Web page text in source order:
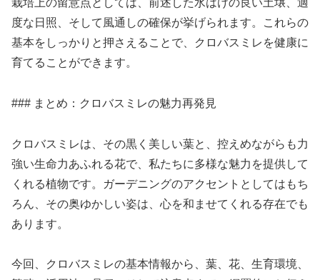
栽培上の留意点としては、前述した水はけの良い土壌、適
度な日照、そして風通しの確保が挙げられます。これらの
基本をしっかりと押さえることで、クロバスミレを健康に
育てることができます。
### まとめ：クロバスミレの魅力再発見
クロバスミレは、その黒く美しい葉と、控えめながらも力
強い生命力あふれる花で、私たちに多様な魅力を提供して
くれる植物です。ガーデニングのアクセントとしてはもち
ろん、その奥ゆかしい姿は、心を和ませてくれる存在でも
あります。
今回、クロバスミレの基本情報から、葉、花、生育環境、